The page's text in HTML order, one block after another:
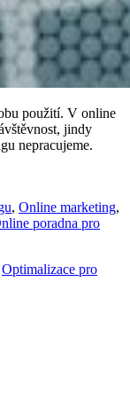
použití. V online
jindy
nepracujeme.
, Online marketing,
poradna pro
Optimalizace pro